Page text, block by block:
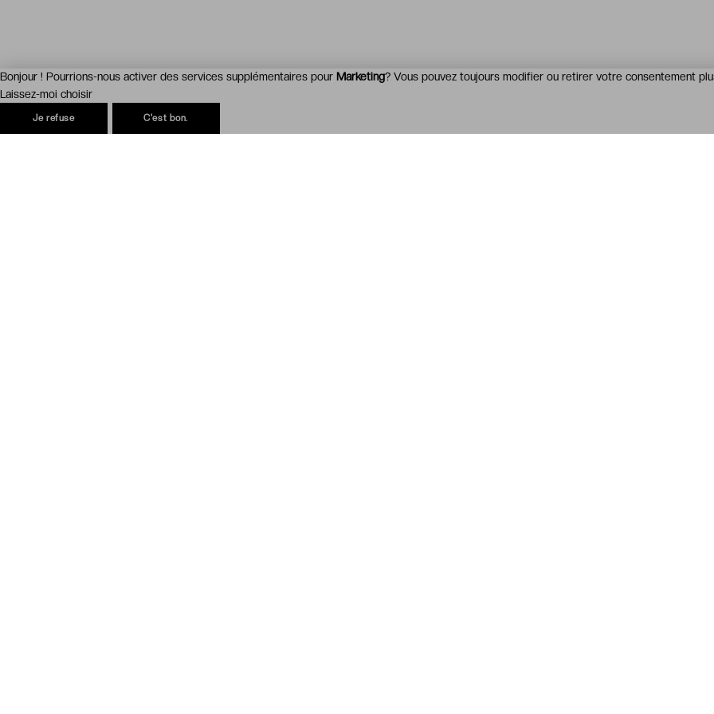
Bonjour ! Pourrions-nous activer des services supplémentaires pour Marketing? Vous pouvez toujours modifier ou retirer votre consentement
Laissez-moi choisir
Je refuse C'est bon.